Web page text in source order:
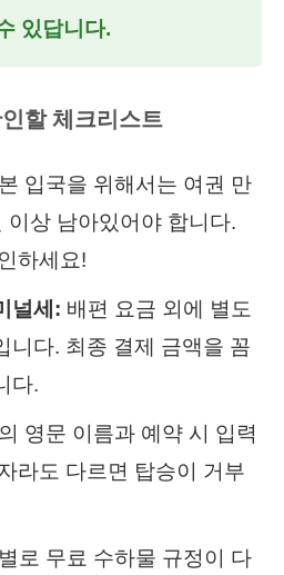
있답니다.
할 체크리스트
입국을 위해서는 여권 만
이상 남아있어야 합니다.
하세요!
널세: 배편 요금 외에 별도
니다. 최종 결제 금액을 꼼
다.
영문 이름과 예약 시 입력
라도 다르면 탑승이 거부
로 무료 수하물 규정이 다